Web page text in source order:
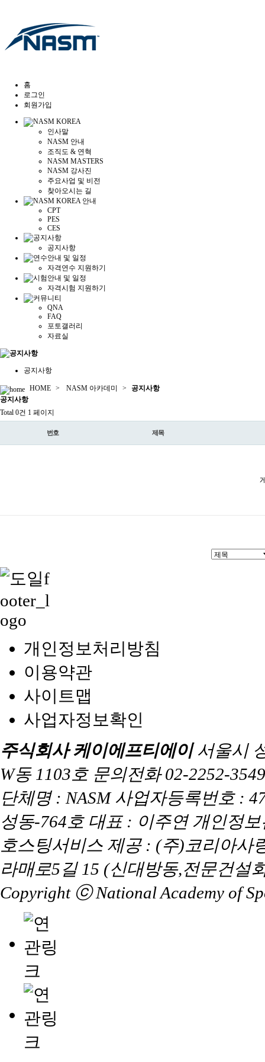
홈
로그인
회원가입
인사말
NASM 안내
조직도 & 연혁
NASM MASTERS
NASM 강사진
주요사업 및 비전
찾아오시는 길
CPT
PES
CES
공지사항
자격연수 지원하기
자격시험 지원하기
QNA
FAQ
포토갤러리
자료실
공지사항
HOME > NASM 아카데미 >
공지사항
공지 사항
Total 0건 1 페이지
번호 제목
개인정보처리방침
이용약관
사이트맵
사업자정보확인
주식회사 케이에프티에이서울시
W동 1103호 문의전화 02-2252-
단체명 : NASM 사업자등록번호 :
성동-764호 대표 : 이주연 개인정
호스팅서비스 제공 : (주)코리아
라매로5길 15 (신대방동,전문건설
Copyright ⓒ National Academy of